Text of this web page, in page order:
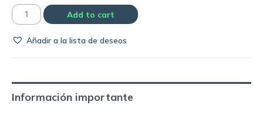
Camiseta
home
Lotto
quantity
Add to cart
Añadir a la lista de deseos
Información importante